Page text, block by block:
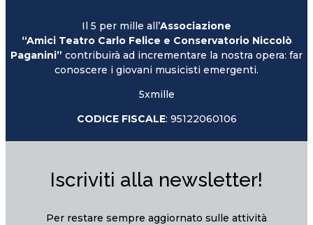
Il 5 per mille all’Associazione
“Amici Teatro Carlo Felice e Conservatorio Niccolò
Paganini” contribuirà ad incrementare la nostra opera: far
conoscere i giovani musicisti emergenti.
5xmille
CODICE FISCALE: 95122060106
Iscriviti alla newsletter!
Per restare sempre aggiornato sulle attività